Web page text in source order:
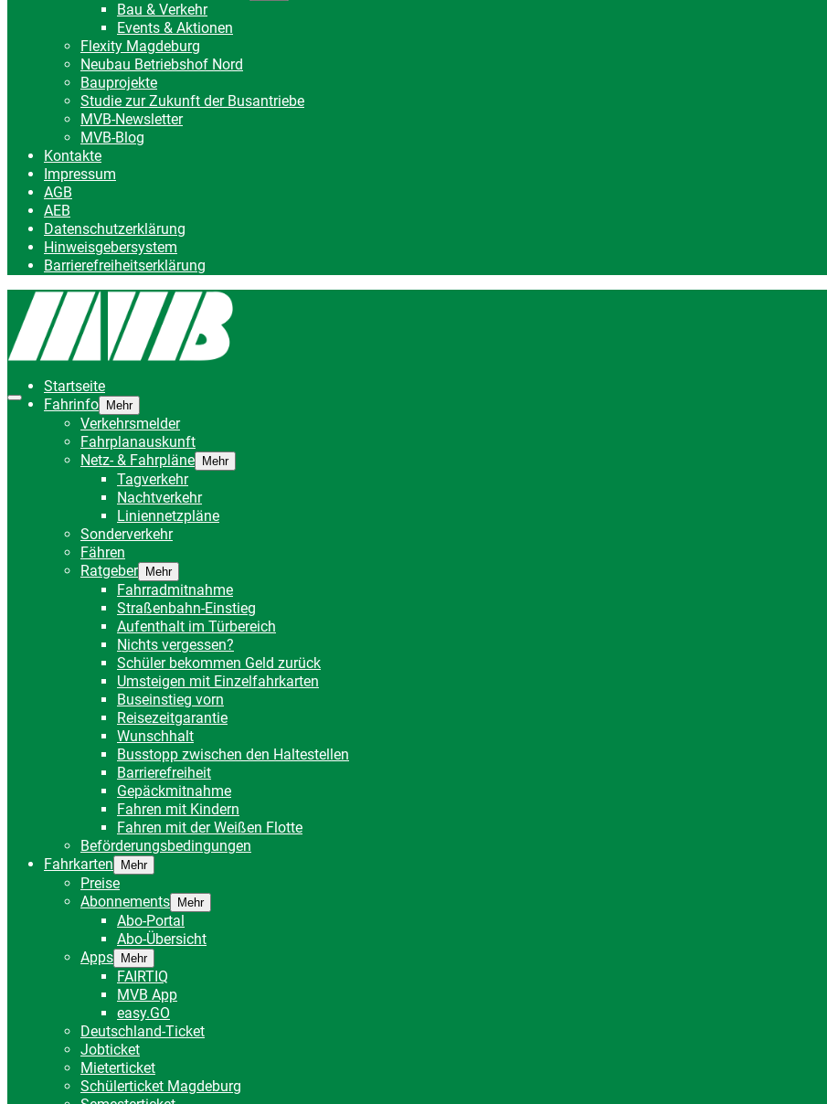
Bau & Verkehr
Events & Aktionen
Flexity Magdeburg
Neubau Betriebshof Nord
Bauprojekte
Studie zur Zukunft der Busantriebe
MVB-Newsletter
MVB-Blog
Kontakte
Impressum
AGB
AEB
Datenschutzerklärung
Hinweisgebersystem
Barrierefreiheitserklärung
Startseite
Fahrinfo
Mehr
Verkehrsmelder
Fahrplanauskunft
Netz- & Fahrpläne
Mehr
Tagverkehr
Nachtverkehr
Liniennetzpläne
Sonderverkehr
Fähren
Ratgeber
Mehr
Fahrradmitnahme
Straßenbahn-Einstieg
Aufenthalt im Türbereich
Nichts vergessen?
Schüler bekommen Geld zurück
Umsteigen mit Einzelfahrkarten
Buseinstieg vorn
Reisezeitgarantie
Wunschhalt
Busstopp zwischen den Haltestellen
Barrierefreiheit
Gepäckmitnahme
Fahren mit Kindern
Fahren mit der Weißen Flotte
Beförderungsbedingungen
Fahrkarten
Mehr
Preise
Abonnements
Mehr
Abo-Portal
Abo-Übersicht
Apps
Mehr
FAIRTIQ
MVB App
easy.GO
Deutschland-Ticket
Jobticket
Mieterticket
Schülerticket Magdeburg